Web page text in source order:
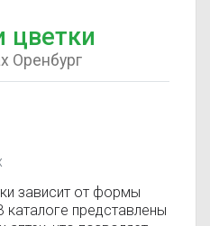
цветки
Оренбург
зависит от формы
каталоге представлены